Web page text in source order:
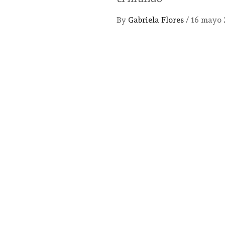
By Gabriela Flores / 16 mayo